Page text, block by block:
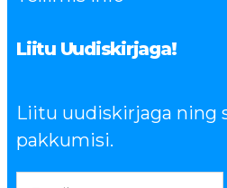
Liitu Uudiskirjaga!
Liitu uudiskirjaga ning
pakkumisi.